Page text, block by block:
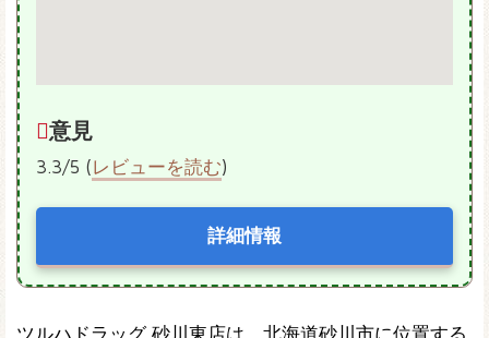
意見
3.3/5 (レビューを読む)
詳細情報
ツルハドラッグ 砂川東店は、北海道砂川市に位置する